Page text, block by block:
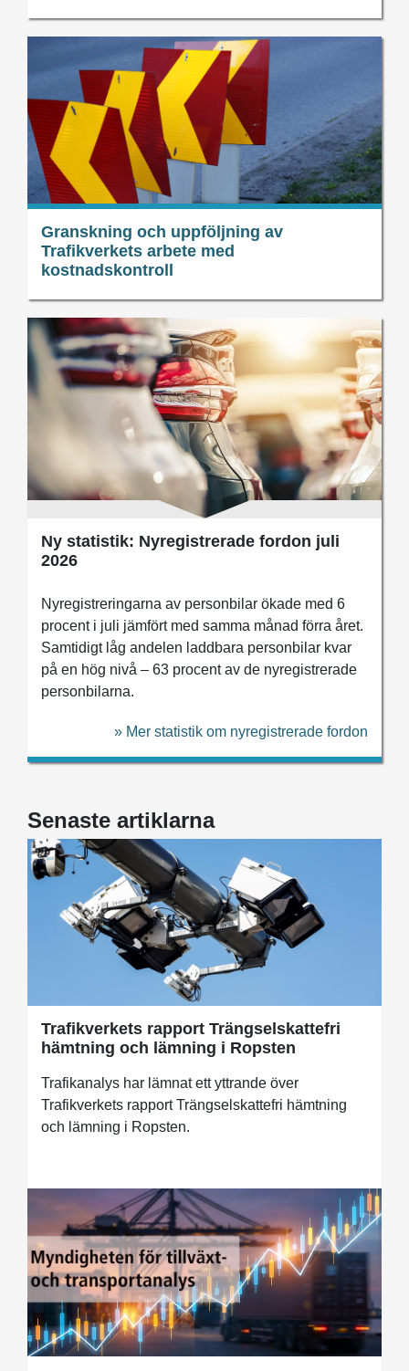
Granskning och uppföljning av
Trafikverkets arbete med
kostnadskontroll
Ny statistik: Nyregistrerade fordon juli
2026
Nyregistreringarna av personbilar ökade med 6
procent i juli jämfört med samma månad förra året.
Samtidigt låg andelen laddbara personbilar kvar
på en hög nivå – 63 procent av de nyregistrerade
personbilarna.
» Mer statistik om nyregistrerade fordon
Senaste artiklarna
Trafikverkets rapport Trängselskattefri
hämtning och lämning i Ropsten
Trafikanalys har lämnat ett yttrande över
Trafikverkets rapport Trängselskattefri hämtning
och lämning i Ropsten.